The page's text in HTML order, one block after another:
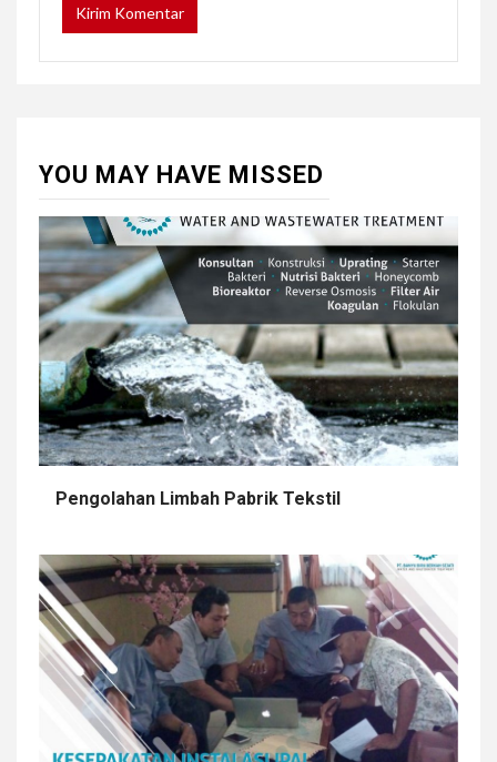
YOU MAY HAVE MISSED
Pengolahan Limbah Pabrik Tekstil